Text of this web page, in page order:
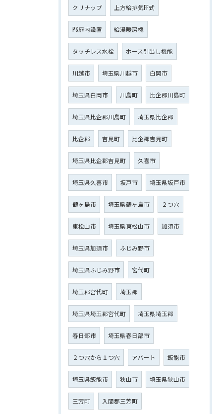
クリナップ 上方給排気FF式
PS扉内設置 給湯暖房機
タッチレス水栓 ホース引出し機能
川越市 埼玉県川越市 白岡市
埼玉県白岡市 川島町 比企郡川島町
埼玉県比企郡川島町 埼玉県比企郡
比企郡 吉見町 比企郡吉見町
埼玉県比企郡吉見町 久喜市
埼玉県久喜市 坂戸市 埼玉県坂戸市
鶴ヶ島市 埼玉県鶴ヶ島市 ２つ穴
東松山市 埼玉県東松山市 加須市
埼玉県加須市 ふじみ野市
埼玉県ふじみ野市 宮代町
埼玉郡宮代町 埼玉郡
埼玉県埼玉郡宮代町 埼玉県埼玉郡
春日部市 埼玉県春日部市
２つ穴から１つ穴 アパート 飯能市
埼玉県飯能市 狭山市 埼玉県狭山市
三芳町 入間郡三芳町